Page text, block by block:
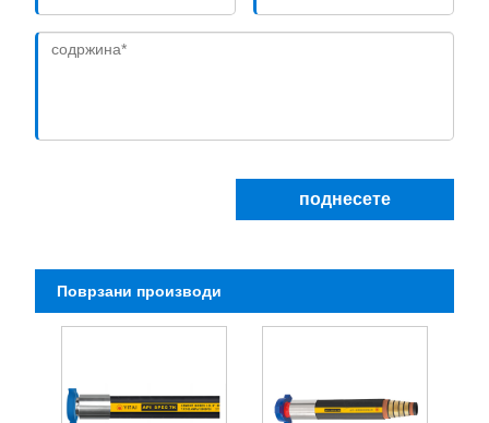
поднесете
Поврзани производи